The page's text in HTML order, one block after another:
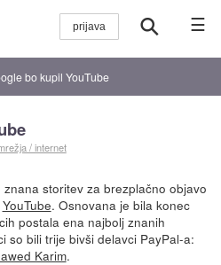
☰
bo kupil YouTube
/ internet
storitev za brezplačno objavo
YouTube. Osnovana je bila konec
postala ena najbolj znanih
so bili trije bivši delavci PayPal-a:
Karim.